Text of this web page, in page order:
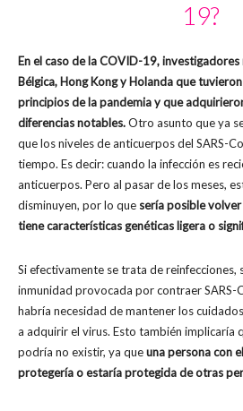
19?
En el caso de la COVID-19,
Bélgica, Hong Kong y Holanda que
principios de la pandemia y que
diferencias notables.Otro asunto que ya
que los niveles de anticuerpos del SARS-
tiempo. Es decir: cuando la infección es
anticuerpos. Pero al pasar de los meses,
disminuyen, por lo que sería posible
tiene características genéticas ligera o
Si efectivamente se trata de reinfecciones,
inmunidad provocada por contraer SARS-
habría necesidad de mantener los
a adquirir el virus. Esto también implicaría
podría no existir, ya queuna persona con
protegería o estaría protegida de otras